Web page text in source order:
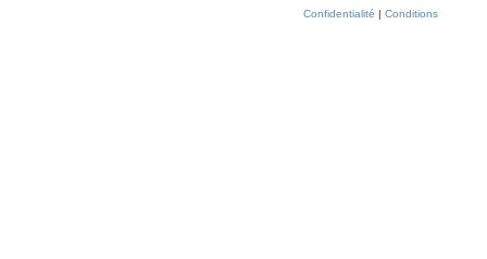
Confidentialité | Conditions